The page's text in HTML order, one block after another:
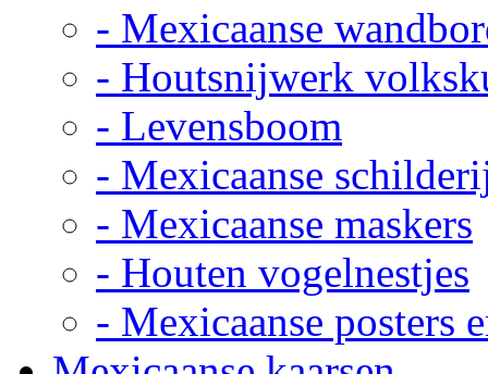
- Mexicaanse
- Houtsnijwerk
- Levensboom
- Mexicaanse
- Mexicaanse maskers
- Houten vogelnestjes
- Mexicaanse posters